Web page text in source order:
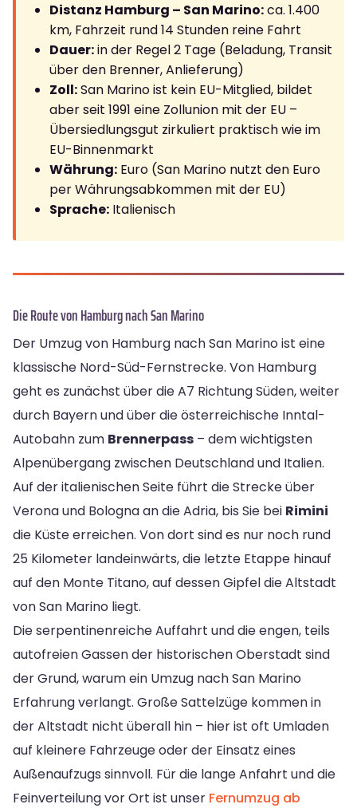
Distanz Hamburg – San Marino:ca. 1.400
km, Fahrzeit rund 14 Stunden reine Fahrt
Dauer:in der Regel 2 Tage (Beladung, Transit
über den Brenner, Anlieferung)
Zoll:San Marino ist kein EU-Mitglied, bildet
aber seit 1991 eine Zollunion mit der EU –
Übersiedlungsgut zirkuliert praktisch wie im
EU-Binnenmarkt
Währung: Euro (San Marino nutzt den Euro
per Währungsabkommen mit der EU)
Sprache: Italienisch
Die Route von Hamburg nach San Marino
Der Umzug von Hamburg nach San Marino ist eine
klassische Nord-Süd-Fernstrecke. Von Hamburg
geht es zunächst über die A7 Richtung Süden, weiter
durch Bayern und über die österreichische Inntal-
Autobahn zum Brennerpass – dem wichtigsten
Alpenübergang zwischen Deutschland und Italien.
Auf der italienischen Seite führt die Strecke über
Verona und Bologna an die Adria, bis Sie bei Rimini
die Küste erreichen. Von dort sind es nur noch rund
25 Kilometer landeinwärts, die letzte Etappe hinauf
auf den Monte Titano, auf dessen Gipfel die Altstadt
von San Marino liegt.
Die serpentinenreiche Auffahrt und die engen, teils
autofreien Gassen der historischen Oberstadt sind
der Grund, warum ein Umzug nach San Marino
Erfahrung verlangt. Große Sattelzüge kommen in
der Altstadt nicht überall hin – hier ist oft Umladen
auf kleinere Fahrzeuge oder der Einsatz eines
Außenaufzugs sinnvoll. Für die lange Anfahrt und die
Feinverteilung vor Ort ist unser Fernumzug ab